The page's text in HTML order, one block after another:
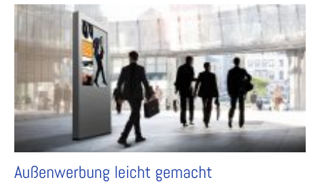
Außenwerbung leicht gemacht